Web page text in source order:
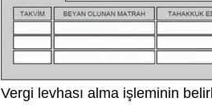
Vergi levhası alma işleminin